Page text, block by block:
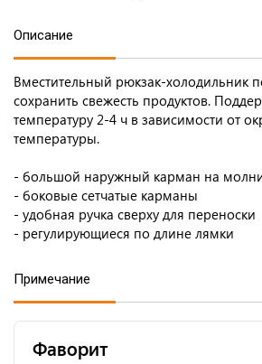
Описание
Вместительный рюкзак-холодильник
сохранить свежесть продуктов.
температуру 2-4 ч в зависимости от
температуры.
- большой наружный карман на
- боковые сетчатые карманы
- удобная ручка сверху для переноски
- регулирующиеся по длине лямки
Примечание